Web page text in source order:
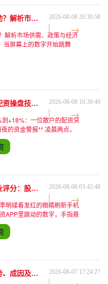
定价策略与产业前景引发市
股票价格为什么波动？解析市场供需、政策与经济因素影响机制 2026-08-08 20:30:58
解析市场供需、政策与经济
当屏幕上的数字开始跳舞
还涨了3%，下午就跌了
一位新手投资者的困惑。类
市中上演：特斯拉股价因马
冲突单日波动20%……这些
，实则
《从亏损到盈利：配资操盘技巧的实战应用与心得》 2026-08-08 10:30:49
到+18%：一位散户的配资突
的资金警报** 凌晨两点，
数字，手指无意识摩挲着鼠
亏损35%，这已经是连续第
雨声和心跳声交织，手机里
系统将强制平仓。 这个场
《从用户口碑到专业评分：股票配资app排行全解析》 2026-08-08 03:42:48
明揉着发红的眼睛刷新手机
APP里跳动的数字，手指悬
迟没有落下——这是他第三
易机会。这个场景线上靠谱
者的手机屏幕前上演。 ---
股民张叔"的帖子引发
解析股票回调：趋势、成因及应对策略分析 2026-08-07 17:24:27